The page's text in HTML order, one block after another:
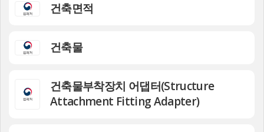
건축면적
건축물
건축물부착장치 어댑터(Structure
Attachment Fitting Adapter)